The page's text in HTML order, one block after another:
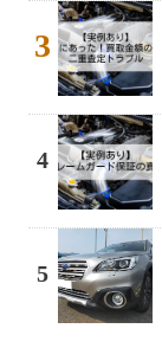
3
4
5